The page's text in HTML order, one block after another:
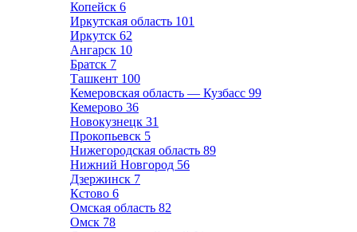
Копейск 6
Иркутская область 101
Иркутск 62
Ангарск 10
Братск 7
Ташкент 100
Кемеровская область — Кузбасс 99
Кемерово 36
Новокузнецк 31
Прокопьевск 5
Нижегородская область 89
Нижний Новгород 56
Дзержинск 7
Кстово 6
Омская область 82
Омск 78